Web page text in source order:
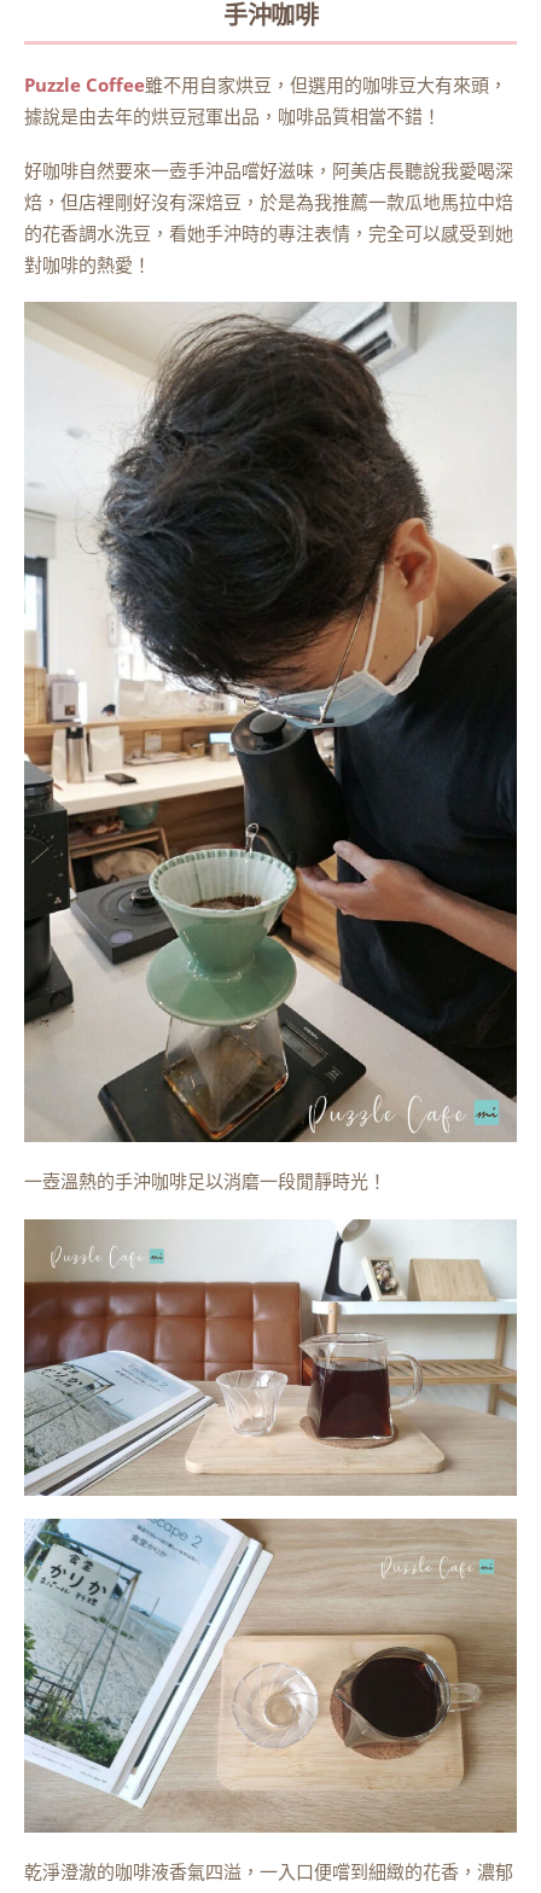
手沖咖啡
Puzzle Coffee雖不用自家烘豆，但選用的咖啡豆大有來頭，
據說是由去年的烘豆冠軍出品，咖啡品質相當不錯！
好咖啡自然要來一壺手沖品嚐好滋味，阿美店長聽說我愛喝深
焙，但店裡剛好沒有深焙豆，於是為我推薦一款瓜地馬拉中焙
的花香調水洗豆，看她手沖時的專注表情，完全可以感受到她
對咖啡的熱愛！
一壺溫熱的手沖咖啡足以消磨一段閒靜時光！
乾淨澄澈的咖啡液香氣四溢，一入口便嚐到細緻的花香，濃郁